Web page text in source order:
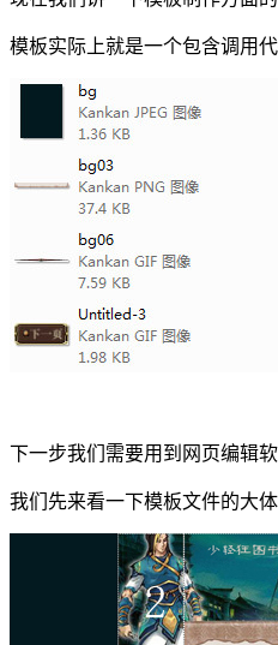
模板实际上就是一个包含调用
下一步我们需要用到网页编辑
我们先来看一下模板文件的大体